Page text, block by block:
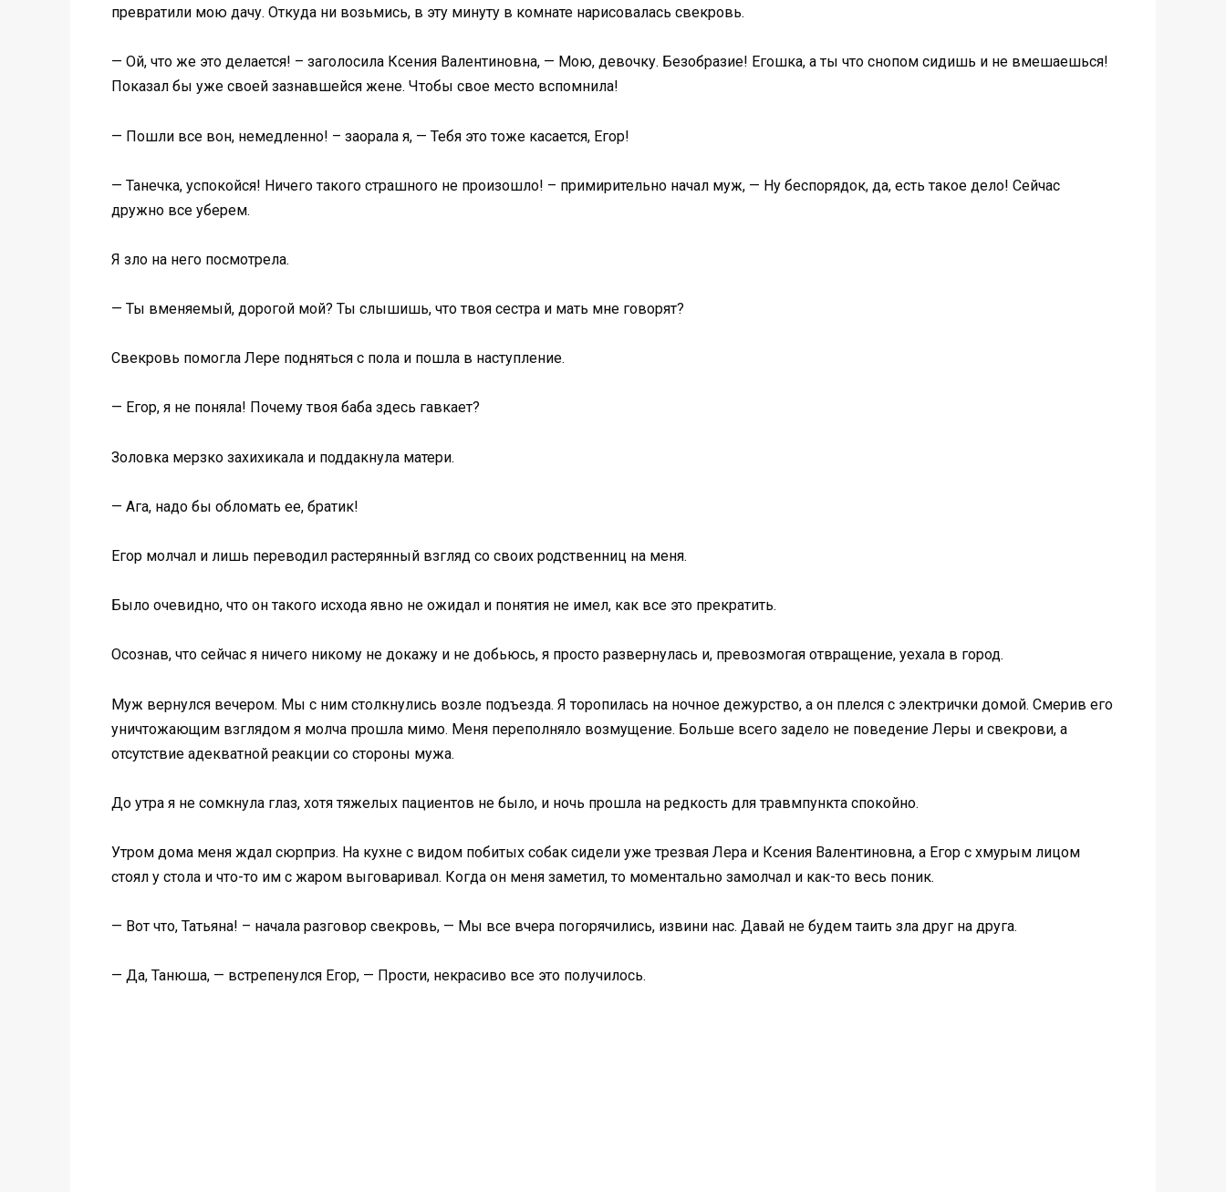
превратили мою дачу. Откуда ни возьмись, в эту минуту в комнате нарисовалась свекровь.
— Ой, что же это делается! – заголосила Ксения Валентиновна, — Мою, девочку. Безобразие! Егошка, а ты что снопом сидишь и не вмешаешься!
Показал бы уже своей зазнавшейся жене. Чтобы свое место вспомнила!
— Пошли все вон, немедленно! – заорала я, — Тебя это тоже касается, Егор!
— Танечка, успокойся! Ничего такого страшного не произошло! – примирительно начал муж, — Ну беспорядок, да, есть такое дело! Сейчас
дружно все уберем.
Я зло на него посмотрела.
— Ты вменяемый, дорогой мой? Ты слышишь, что твоя сестра и мать мне говорят?
Свекровь помогла Лере подняться с пола и пошла в наступление.
— Егор, я не поняла! Почему твоя баба здесь гавкает?
Золовка мерзко захихикала и поддакнула матери.
— Ага, надо бы обломать ее, братик!
Егор молчал и лишь переводил растерянный взгляд со своих родственниц на меня.
Было очевидно, что он такого исхода явно не ожидал и понятия не имел, как все это прекратить.
Осознав, что сейчас я ничего никому не докажу и не добьюсь, я просто развернулась и, превозмогая отвращение, уехала в город.
Муж вернулся вечером. Мы с ним столкнулись возле подъезда. Я торопилась на ночное дежурство, а он плелся с электрички домой. Смерив его
уничтожающим взглядом я молча прошла мимо. Меня переполняло возмущение. Больше всего задело не поведение Леры и свекрови, а
отсутствие адекватной реакции со стороны мужа.
До утра я не сомкнула глаз, хотя тяжелых пациентов не было, и ночь прошла на редкость для травмпункта спокойно.
Утром дома меня ждал сюрприз. На кухне с видом побитых собак сидели уже трезвая Лера и Ксения Валентиновна, а Егор с хмурым лицом
стоял у стола и что-то им с жаром выговаривал. Когда он меня заметил, то моментально замолчал и как-то весь поник.
— Вот что, Татьяна! – начала разговор свекровь, — Мы все вчера погорячились, извини нас. Давай не будем таить зла друг на друга.
— Да, Танюша, — встрепенулся Егор, — Прости, некрасиво все это получилось.